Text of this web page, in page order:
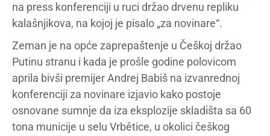
na press konferenciji u ruci držao drvenu repliku
kalašnjikova, na kojoj je pisalo „za novinare“.
Zeman je na opće zaprepaštenje u Češkoj držao
Putinu stranu i kada je prošle godine polovicom
aprila bivši premijer Andrej Babiš na izvanrednoj
konferenciji za novinare izjavio kako postoje
osnovane sumnje da iza eksplozije skladišta sa 60
tona municije u selu Vrbětice, u okolici češkog